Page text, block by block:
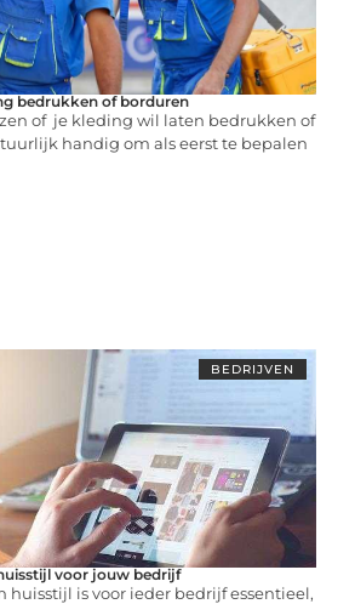
bedrukken of borduren
of je kleding wil laten bedrukken of
handig om als eerst te bepalen
BEDRIJVEN
voor jouw bedrijf
huisstijl is voor ieder bedrijf essentieel,